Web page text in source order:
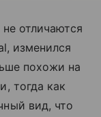
отличаются
изменился
похожи на
тогда как
вид, что